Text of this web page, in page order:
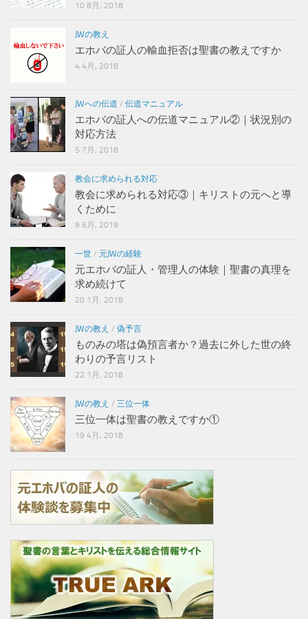
10 8月, 2018
JWの教え
エホバの証人の輸血拒否は聖書の教えですか
4 4月, 2018
JWへの伝道 / 伝道マニュアル
エホバの証人への伝道マニュアル②｜状況別の
対応方法
5 7月, 2018
教会に求められる対応
教会に求められる対応③｜キリストの元へと導
くために
9 6月, 2019
一世 / 元JWの経験
元エホバの証人・管理人の体験｜聖書の真理を
求め続けて
20 1月, 2018
JWの教え / 偽予言
ものみの塔は偽預言者か？過去に外した世の終
わりの予言リスト
22 1月, 2018
JWの教え / 三位一体
三位一体は聖書の教えですか①
19 4月, 2018